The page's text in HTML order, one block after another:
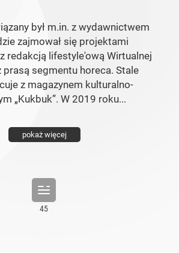
był m.in. z wydawnictwem
zajmował się projektami
redakcją lifestyle'ową Wirtualnej
prasą segmentu horeca. Stale
z magazynem kulturalno-
„Kukbuk”. W 2019 roku...
pokaż więcej